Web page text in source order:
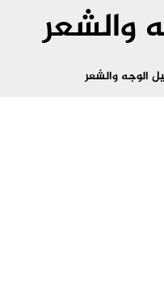
والشعر
الوجه والشعر